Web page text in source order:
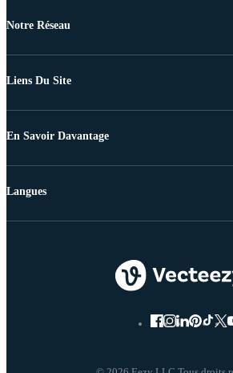
Notre Réseau
Liens Du Site
En Savoir Davantage
Langues